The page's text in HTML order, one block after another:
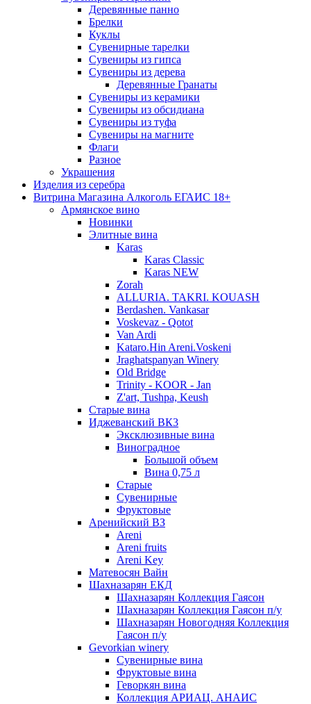
Деревянные панно
Брелки
Куклы
Сувенирные тарелки
Сувениры из гипса
Сувениры из дерева
Деревянные Гранаты
Сувениры из керамики
Сувениры из обсидиана
Сувениры из туфа
Сувениры на магните
Флаги
Разное
Украшения
Изделия из серебра
Витрина Магазина Алкоголь ЕГАИС 18+
Армянское вино
Новинки
Элитные вина
Karas
Karas Classic
Karas NEW
Zorah
ALLURIA. TAKRI. KOUASH
Berdashen. Vankasar
Voskevaz - Qotot
Van Ardi
Kataro.Hin Areni.Voskeni
Jraghatspanyan Winery
Old Bridge
Trinity - KOOR - Jan
Z'art, Tushpa, Keush
Старые вина
Иджеванский ВК3
Эксклюзивные вина
Виноградное
Большой объем
Вина 0,75 л
Старые
Сувенирные
Фруктовые
Аренийский ВЗ
Areni
Areni fruits
Areni Key
Матевосян Вайн
Шахназарян ЕКД
Шахназарян Коллекция Гаясон
Шахназарян Коллекция Гаясон п/у
Шахназарян Новогодняя Коллекция
Гаясон п/у
Gevorkian winery
Сувенирные вина
Фруктовые вина
Геворкян вина
Коллекция АРИАЦ. АНАИС